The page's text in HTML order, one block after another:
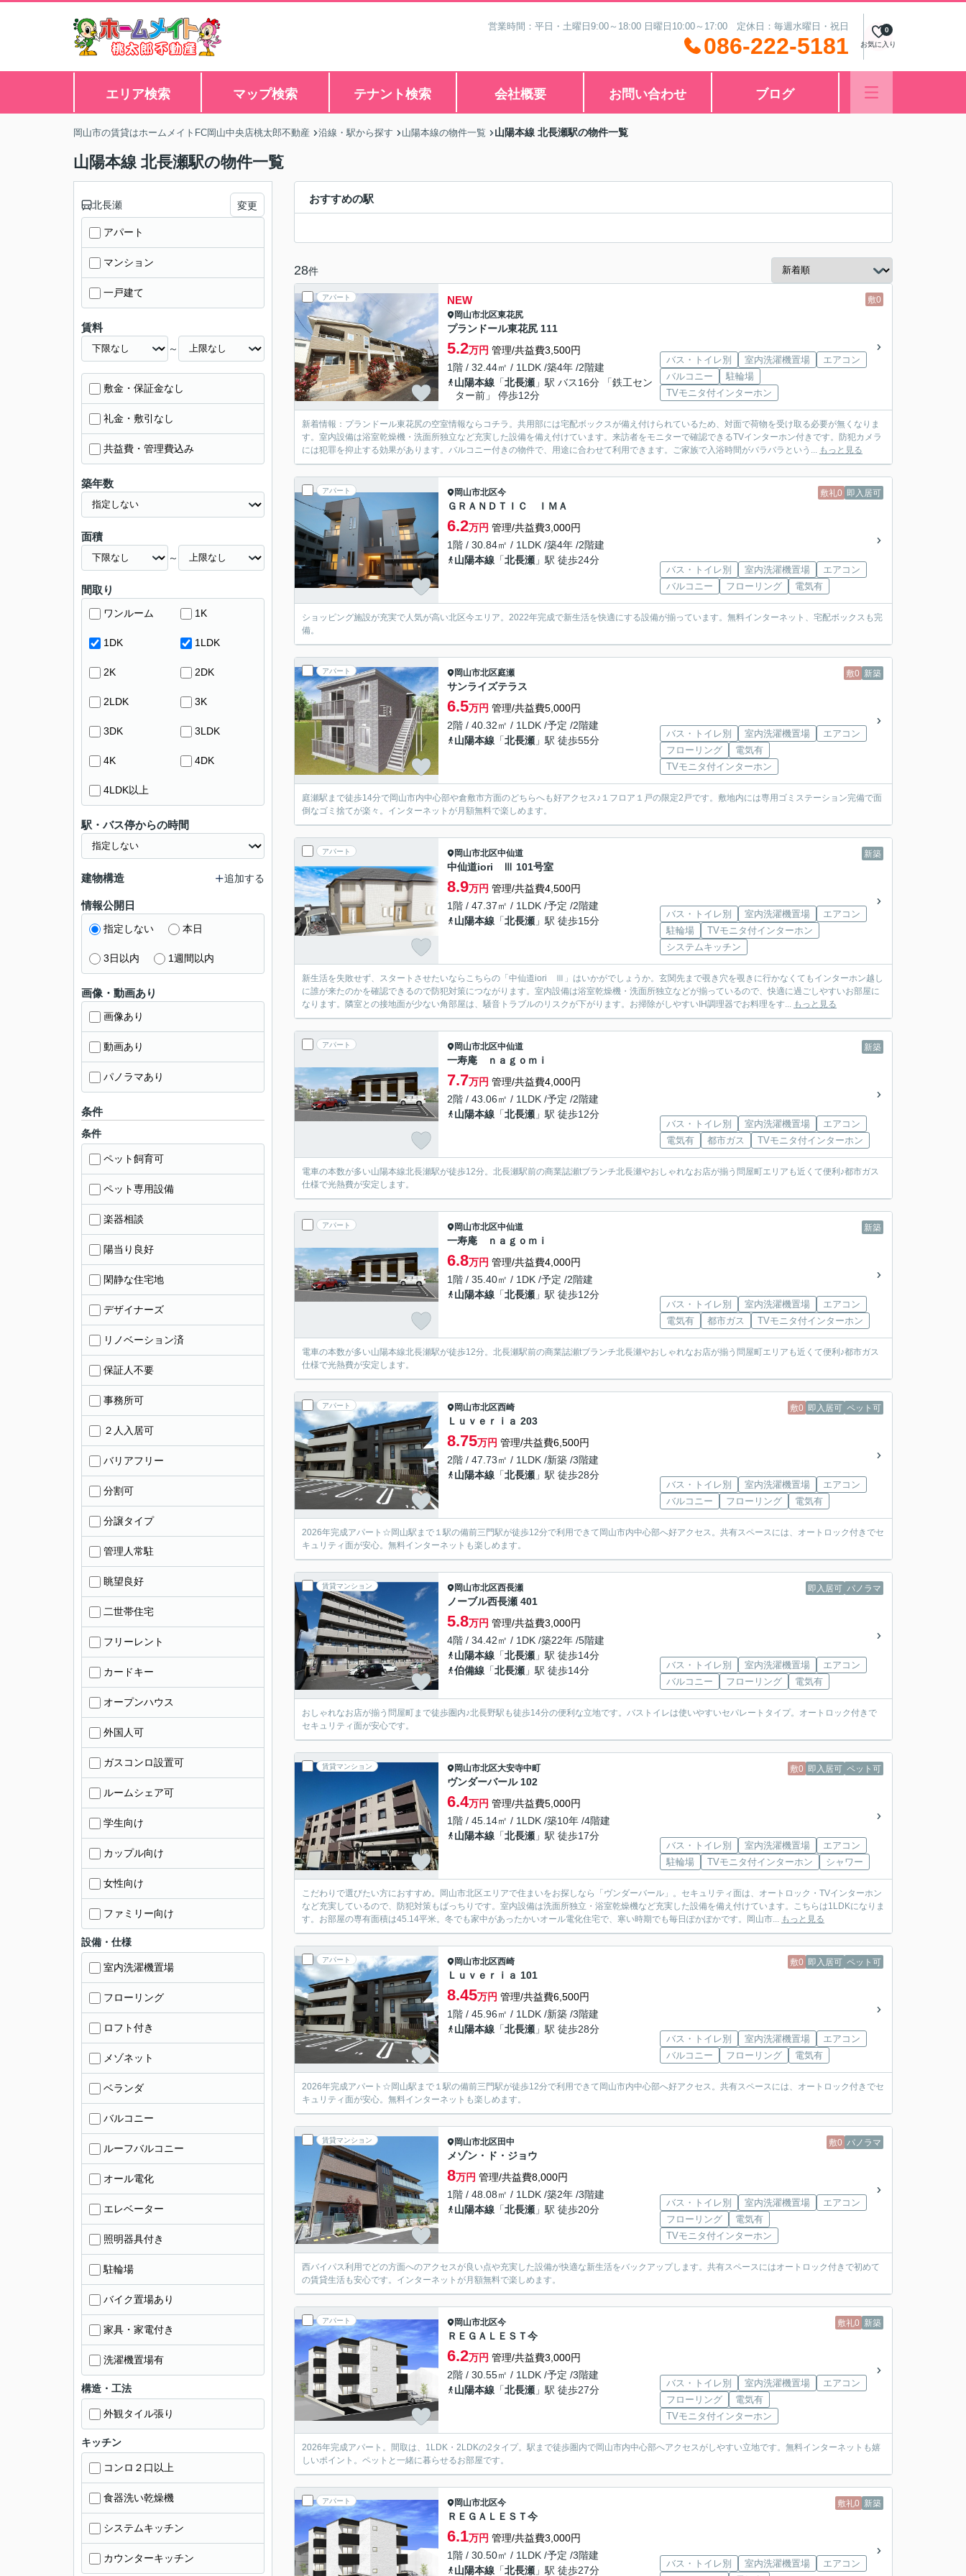
営業時間：平日・土曜日9:00～18:00 日曜日10:00～17:00 定休日：毎週水曜日・祝日
086-222-5181 お気に入り
0
エリア検索 マップ検索 テナント検索 会社概要 お問い合わせ ブログ
岡山市の賃貸はホームメイトFC岡山中央店桃太郎不動産 沿線・駅から探す 山陽本線の物件一覧 山陽本線 北長瀬駅の物件一覧
山陽本線 北長瀬駅の物件一覧
おすすめの駅
28件
アパート 敷0
NEW
岡山市北区東花尻
プランドール東花尻 111
5.2万円 管理/共益費3,500円
1階 / 32.44㎡ / 1LDK /築4年 /2階建
山陽本線 「北長瀬 」駅 バス16分 「鉄工セン
ター前」 停歩12分
バス・トイレ別 室内洗濯機置場
エアコン
バルコニー
駐輪場
TVモニタ付インターホン
新着情報：プランドール東花尻の空室情報ならコチラ。共用部には宅配ボックスが備え付けられているため、対面で荷物を受け取る必要が無くなりま
す。室内設備は浴室乾燥機・洗面所独立など充実した設備を備え付けています。来訪者をモニターで確認できるTVインターホン付きです。防犯カメラ
には犯罪を抑止する効果があります。バルコニー付きの物件で、用途に合わせて利用できます。ご家族で入浴時間がバラバラという... もっと見る
アパート 敷礼0 即入居可
岡山市北区今
ＧＲＡＮＤＴＩＣ ＩＭＡ
6.2万円 管理/共益費3,000円
1階 / 30.84㎡ / 1LDK /築4年 /2階建
山陽本線 「北長瀬 」駅 徒歩24分
バス・トイレ別 室内洗濯機置場
エアコン
バルコニー
フローリング 電気有
ショッピング施設が充実で人気が高い北区今エリア。2022年完成で新生活を快適にする設備が揃っています。無料インターネット、宅配ボックスも完
備。
アパート 敷0 新築
岡山市北区庭瀬
サンライズテラス
6.5万円 管理/共益費5,000円
2階 / 40.32㎡ / 1LDK /予定 /2階建
山陽本線 「北長瀬 」駅 徒歩55分
バス・トイレ別 室内洗濯機置場
エアコン
フローリング
電気有
TVモニタ付インターホン
庭瀬駅まで徒歩14分で岡山市内中心部や倉敷市方面のどちらへも好アクセス♪１フロア１戸の限定2戸です。敷地内には専用ゴミステーション完備で面
倒なゴミ捨てが楽々。インターネットが月額無料で楽しめます。
アパート 新築
岡山市北区中仙道
中仙道iori Ⅲ 101号室
8.9万円 管理/共益費4,500円
1階 / 47.37㎡ / 1LDK /予定 /2階建
山陽本線 「北長瀬 」駅 徒歩15分
バス・トイレ別 室内洗濯機置場
エアコン
駐輪場
TVモニタ付インターホン
システムキッチン
新生活を失敗せず、スタートさせたいならこちらの「中仙道iori Ⅲ」はいかがでしょうか。玄関先まで覗き穴を覗きに行かなくてもインターホン越し
に誰が来たのかを確認できるので防犯対策につながります。室内設備は浴室乾燥機・洗面所独立などが揃っているので、快適に過ごしやすいお部屋に
なります。隣室との接地面が少ない角部屋は、騒音トラブルのリスクが下がります。お掃除がしやすいIH調理器でお料理をす... もっと見る
アパート 新築
岡山市北区中仙道
一寿庵 ｎａｇｏｍｉ
7.7万円 管理/共益費4,000円
2階 / 43.06㎡ / 1LDK /予定 /2階建
山陽本線 「北長瀬 」駅 徒歩12分
バス・トイレ別 室内洗濯機置場
エアコン
電気有
都市ガス TVモニタ付インターホン
電車の本数が多い山陽本線北長瀬駅が徒歩12分。北長瀬駅前の商業誌瀬tブランチ北長瀬やおしゃれなお店が揃う問屋町エリアも近くて便利♪都市ガス
仕様で光熱費が安定します。
アパート 新築
岡山市北区中仙道
一寿庵 ｎａｇｏｍｉ
6.8万円 管理/共益費4,000円
1階 / 35.40㎡ / 1DK /予定 /2階建
山陽本線 「北長瀬 」駅 徒歩12分
バス・トイレ別 室内洗濯機置場
エアコン
電気有
都市ガス TVモニタ付インターホン
電車の本数が多い山陽本線北長瀬駅が徒歩12分。北長瀬駅前の商業誌瀬tブランチ北長瀬やおしゃれなお店が揃う問屋町エリアも近くて便利♪都市ガス
仕様で光熱費が安定します。
アパート 敷0 即入居可 ペット可
岡山市北区西崎
Ｌｕｖｅｒｉａ 203
8.75万円 管理/共益費6,500円
2階 / 47.73㎡ / 1LDK /新築 /3階建
山陽本線 「北長瀬 」駅 徒歩28分
バス・トイレ別 室内洗濯機置場
エアコン
バルコニー
フローリング 電気有
2026年完成アパート☆岡山駅まで１駅の備前三門駅が徒歩12分で利用できて岡山市内中心部へ好アクセス。共有スペースには、オートロック付きでセ
キュリティ面が安心。無料インターネットも楽しめます。
賃貸マンション 即入居可 パノラマ
岡山市北区西長瀬
ノーブル西長瀬 401
5.8万円 管理/共益費3,000円
4階 / 34.42㎡ / 1DK /築22年 /5階建
山陽本線 「北長瀬 」駅 徒歩14分
伯備線 「北長瀬 」駅 徒歩14分 バス・トイレ別 室内洗濯機置場
エアコン
バルコニー
フローリング 電気有
おしゃれなお店が揃う問屋町まで徒歩圏内♪北長野駅も徒歩14分の便利な立地です。バストイレは使いやすいセパレートタイプ。オートロック付きで
セキュリティ面が安心です。
賃貸マンション 敷0 即入居可 ペット可
岡山市北区大安寺中町
ヴンダーバール 102
6.4万円 管理/共益費5,000円
1階 / 45.14㎡ / 1LDK /築10年 /4階建
山陽本線 「北長瀬 」駅 徒歩17分
バス・トイレ別 室内洗濯機置場
エアコン
駐輪場
TVモニタ付インターホン シャワー
こだわりで選びたい方におすすめ。岡山市北区エリアで住まいをお探しなら「ヴンダーバール」。セキュリティ面は、オートロック・TVインターホン
など充実しているので、防犯対策もばっちりです。室内設備は洗面所独立・浴室乾燥機など充実した設備を備え付けています。こちらは1LDKになりま
す。お部屋の専有面積は45.14平米。冬でも家中があったかいオール電化住宅で、寒い時期でも毎日ぽかぽかです。岡山市... もっと見る
アパート 敷0 即入居可 ペット可
岡山市北区西崎
Ｌｕｖｅｒｉａ 101
8.45万円 管理/共益費6,500円
1階 / 45.96㎡ / 1LDK /新築 /3階建
山陽本線 「北長瀬 」駅 徒歩28分
バス・トイレ別 室内洗濯機置場
エアコン
バルコニー
フローリング 電気有
2026年完成アパート☆岡山駅まで１駅の備前三門駅が徒歩12分で利用できて岡山市内中心部へ好アクセス。共有スペースには、オートロック付きでセ
キュリティ面が安心。無料インターネットも楽しめます。
賃貸マンション 敷0 パノラマ
岡山市北区田中
メゾン・ド・ジョウ
8万円 管理/共益費8,000円
1階 / 48.08㎡ / 1LDK /築2年 /3階建
山陽本線 「北長瀬 」駅 徒歩20分
バス・トイレ別 室内洗濯機置場
エアコン
フローリング
電気有
TVモニタ付インターホン
西バイパス利用でどの方面へのアクセスが良い点や充実した設備が快適な新生活をバックアップします。共有スペースにはオートロック付きで初めて
の賃貸生活も安心です。インターネットが月額無料で楽しめます。
アパート 敷礼0 新築
岡山市北区今
ＲＥＧＡＬＥＳＴ今
6.2万円 管理/共益費3,000円
2階 / 30.55㎡ / 1LDK /予定 /3階建
山陽本線 「北長瀬 」駅 徒歩27分
バス・トイレ別 室内洗濯機置場
エアコン
フローリング
電気有
TVモニタ付インターホン
2026年完成アパート。間取は、1LDK・2LDKの2タイプ。駅まで徒歩圏内で岡山市内中心部へアクセスがしやすい立地です。無料インターネットも嬉
しいポイント。ペットと一緒に暮らせるお部屋です。
アパート 敷礼0 新築
岡山市北区今
ＲＥＧＡＬＥＳＴ今
6.1万円 管理/共益費3,000円
1階 / 30.50㎡ / 1LDK /予定 /3階建
山陽本線 「北長瀬 」駅 徒歩27分
バス・トイレ別 室内洗濯機置場
エアコン
北長瀬 変更
アパート
マンション
一戸建て
賃料
～
敷金・保証金なし
礼金・敷引なし
共益費・管理費込み
築年数
面積
～
間取り
ワンルーム 1K
1DK 1LDK
2K 2DK
2LDK 3K
3DK 3LDK
4K 4DK
4LDK以上
駅・バス停からの時間
建物構造 追加する
情報公開日
指定しない 本日
3日以内 1週間以内
画像・動画あり
画像あり
動画あり
パノラマあり
条件
条件
ペット飼育可
ペット専用設備
楽器相談
陽当り良好
閑静な住宅地
デザイナーズ
リノベーション済
保証人不要
事務所可
２人入居可
バリアフリー
分割可
分譲タイプ
管理人常駐
眺望良好
二世帯住宅
フリーレント
カードキー
オープンハウス
外国人可
ガスコンロ設置可
ルームシェア可
学生向け
カップル向け
女性向け
ファミリー向け
設備・仕様
室内洗濯機置場
フローリング
ロフト付き
メゾネット
ベランダ
バルコニー
ルーフバルコニー
オール電化
エレベーター
照明器具付き
駐輪場
バイク置場あり
家具・家電付き
洗濯機置場有
構造・工法
外観タイル張り
キッチン
コンロ２口以上
食器洗い乾燥機
システムキッチン
カウンターキッチン